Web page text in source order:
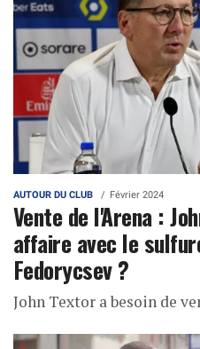
AUTOUR DU CLUB Février 2024
Vente de l'Arena :
affaire avec le
Fedorycsev ?
John Textor a besoin de